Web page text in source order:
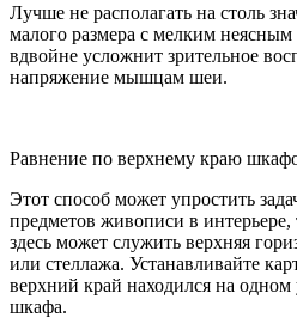
Лучше не располагать на столь
малого размера с мелким неясным
вдвойне усложнит зрительное
напряжение мышцам шеи.
Равнение по верхнему краю
Этот способ может упростить
предметов живописи в
здесь может служить верхняя
или стеллажа. Устанавливайте
верхний край находился на
шкафа.